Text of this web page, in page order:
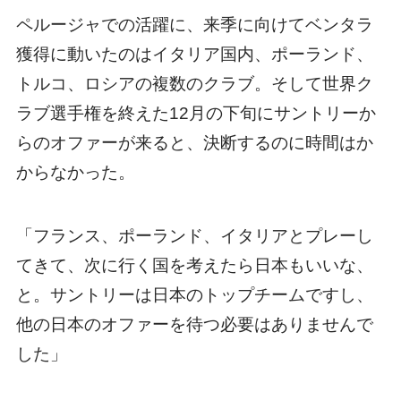
ペルージャでの活躍に、来季に向けてベンタラ
獲得に動いたのはイタリア国内、ポーランド、
トルコ、ロシアの複数のクラブ。そして世界ク
ラブ選手権を終えた12月の下旬にサントリーか
らのオファーが来ると、決断するのに時間はか
からなかった。
「フランス、ポーランド、イタリアとプレーし
てきて、次に行く国を考えたら日本もいいな、
と。サントリーは日本のトップチームですし、
他の日本のオファーを待つ必要はありませんで
した」